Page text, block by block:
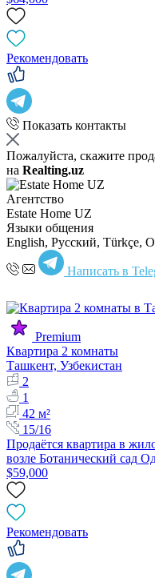
Рекомендовать
Показать контакты
Пожалуйста, скажите
на Realting.uz
Агентство
Estate Home UZ
Языки общения
English, Русский, Türkçe,
Написать в
Premium
Квартира 2 комнаты
Ташкент, Узбекистан
2
1
42 м²
15/16
Продаётся квартира в
возле Ботанический сад
$59,000
Рекомендовать